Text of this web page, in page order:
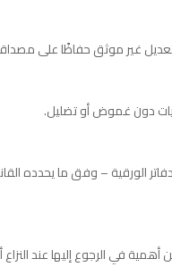
غير موثق حفاظًا على
دون غموض أو تضليل.
الورقية – وفق ما يحدده
من أهمية في الرجوع إليها عند